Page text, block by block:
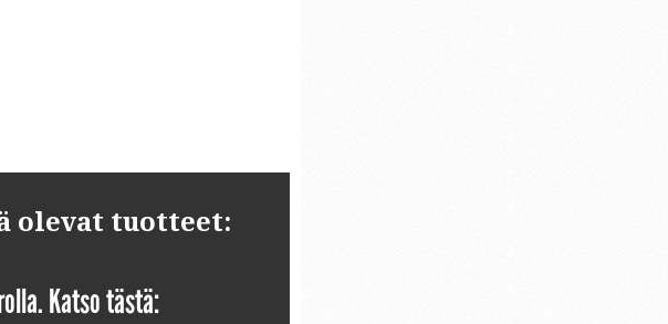
olevat tuotteet:
Katso tästä: